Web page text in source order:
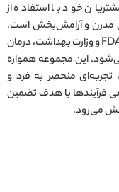
خود با استفاده از
مدرن و آرامش‌بخش است.
تمامی خدمات ارائه‌شده مطابق با استانداردهای FDA و وزارت بهداشت، درمان
این مجموعه همواره
منحصر به فرد و
فرآیندها با هدف تضمین
می‌رود.